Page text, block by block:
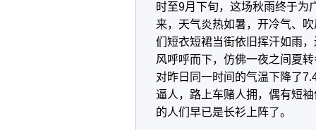
时至9月下旬，这场秋雨终于为
来，天气炎热如暑，开冷气、
们短衣短裙当街依旧挥汗如雨
风呼呼而下，仿佛一夜之间夏
对昨日同一时间的气温下降了
逼人，路上车赌人拥，偶有短
的人们早已是长衫上阵了。